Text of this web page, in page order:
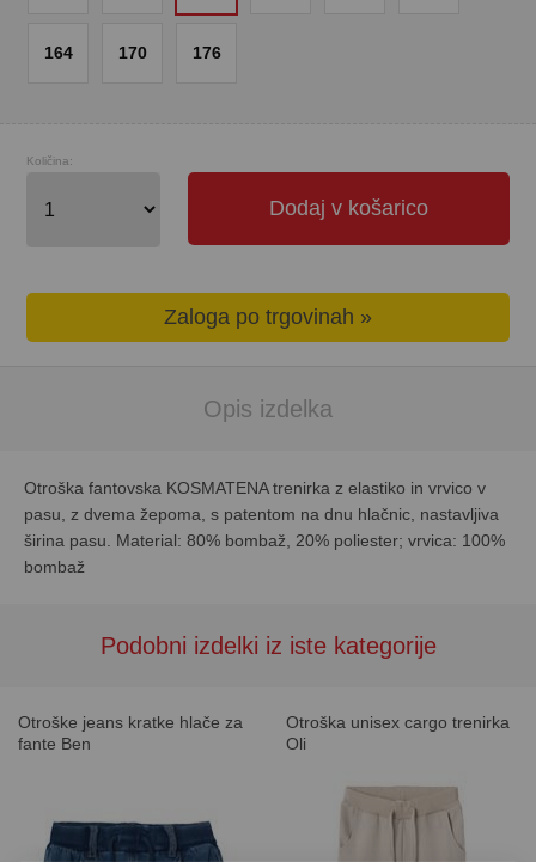
164 170 176
Dodaj v košarico
Količina:
Zaloga po trgovinah »
Opis izdelka
Otroška fantovska KOSMATENA trenirka z elastiko in vrvico v
pasu, z dvema žepoma, s patentom na dnu hlačnic, nastavljiva
širina pasu. Material: 80% bombaž, 20% poliester; vrvica: 100%
bombaž
Podobni izdelki iz iste kategorije
Otroške jeans kratke hlače za
fante Ben
Otroška unisex cargo trenirka
Oli